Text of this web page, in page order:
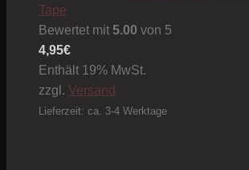
Tape
Bewertet mit 5.00 von 5
4,95€
Enthält 19% MwSt.
zzgl. Versand
Lieferzeit: ca. 3-4 Werktage